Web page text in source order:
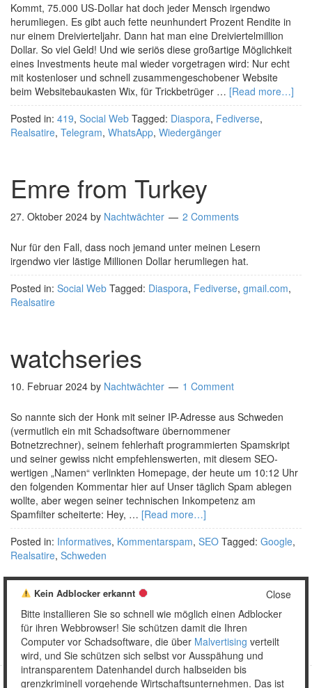
Kommt, 75.000 US-Dollar hat doch jeder Mensch irgendwo
herumliegen. Es gibt auch fette neunhundert Prozent Rendite in
nur einem Dreivierteljahr. Dann hat man eine Dreiviertelmillion
Dollar. So viel Geld! Und wie seriös diese großartige Möglichkeit
eines Investments heute mal wieder vorgetragen wird: Nur echt
mit kostenloser und schnell zusammengeschobener Website
beim Websitebaukasten Wix, für Trickbetrüger … [Read more…]
Posted in: 419, Social Web Tagged: Diaspora, Fediverse,
Realsatire, Telegram, WhatsApp, Wiedergänger
Emre from Turkey
27. Oktober 2024 by Nachtwächter 2 Comments
Nur für den Fall, dass noch jemand unter meinen Lesern
irgendwo vier lästige Millionen Dollar herumliegen hat.
Posted in: Social Web Tagged: Diaspora, Fediverse, gmail.com,
Realsatire
watchseries
10. Februar 2024 by Nachtwächter 1 Comment
So nannte sich der Honk mit seiner IP-Adresse aus Schweden
(vermutlich ein mit Schadsoftware übernommener
Botnetzrechner), seinem fehlerhaft programmierten Spamskript
und seiner gewiss nicht empfehlenswerten, mit diesem SEO-
wertigen „Namen“ verlinkten Homepage, der heute um 10:12 Uhr
den folgenden Kommentar hier auf Unser täglich Spam ablegen
wollte, aber wegen seiner technischen Inkompetenz am
Spamfilter scheiterte: Hey, … [Read more…]
Posted in: Informatives, Kommentarspam, SEO Tagged: Google,
Realsatire, Schweden
1 2 … 23 Weiter »
Close
Kein Adblocker erkannt
Bitte installieren Sie so schnell wie möglich einen Adblocker
für ihren Webbrowser! Sie schützen damit die Ihren
Computer vor Schadsoftware, die über Malvertising verteilt
wird, und Sie schützen sich selbst vor Ausspähung und
intransparentem Datenhandel durch halbseiden bis
grenzkriminell vorgehende Wirtschaftsunternehmen. Das ist